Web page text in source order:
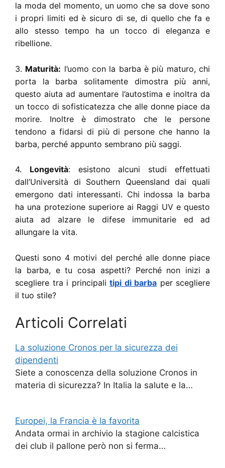
la moda del momento, un uomo che sa dove sono
i propri limiti ed è sicuro di se, di quello che fa e
allo stesso tempo ha un tocco di eleganza e
ribellione.
3. Maturità: l’uomo con la barba è più maturo, chi
porta la barba solitamente dimostra più anni,
questo aiuta ad aumentare l’autostima e inoltra da
un tocco di sofisticatezza che alle donne piace da
morire. Inoltre è dimostrato che le persone
tendono a fidarsi di più di persone che hanno la
barba, perché appunto sembrano più saggi.
4. Longevità: esistono alcuni studi effettuati
dall’Università di Southern Queensland dai quali
emergono dati interessanti. Chi indossa la barba
ha una protezione superiore ai Raggi UV e questo
aiuta ad alzare le difese immunitarie ed ad
allungare la vita.
Questi sono 4 motivi del perché alle donne piace
la barba, e tu cosa aspetti? Perché non inizi a
scegliere tra i principali tipi di barba per scegliere
il tuo stile?
Articoli Correlati
La soluzione Cronos per la sicurezza dei
dipendenti
Siete a conoscenza della soluzione Cronos in
materia di sicurezza? In Italia la salute e la…
Europei, la Francia è la favorita
Andata ormai in archivio la stagione calcistica
dei club il pallone però non si ferma…